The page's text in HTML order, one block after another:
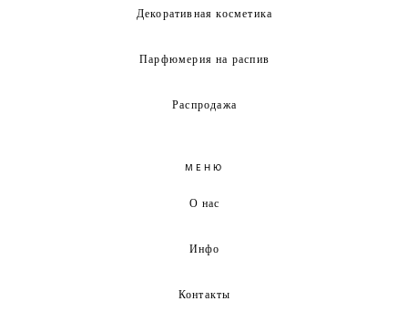
Декоративная косметика
Парфюмерия на распив
Распродажа
МЕНЮ
О нас
Инфо
Контакты